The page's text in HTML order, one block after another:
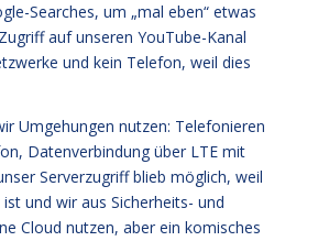
Searches, um „mal eben“ etwas
auf unseren YouTube-Kanal
und kein Telefon, weil dies
Umgehungen nutzen: Telefonieren
Datenverbindung über LTE mit
Serverzugriff blieb möglich, weil
und wir aus Sicherheits- und
Cloud nutzen, aber ein komisches